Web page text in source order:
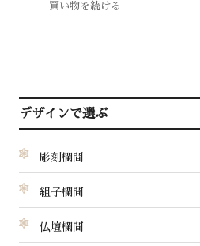
買い物を続ける
デザインで選ぶ
彫刻欄間
組子欄間
仏壇欄間